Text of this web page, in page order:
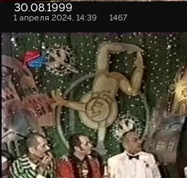
30.08.1999
1 апреля 2024, 14:39 1467